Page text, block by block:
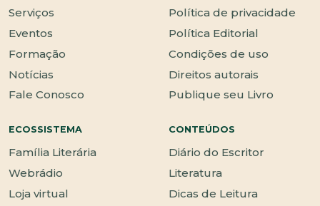
Serviços
Eventos
Formação
Notícias
Fale Conosco
Política de privacidade
Política Editorial
Condições de uso
Direitos autorais
Publique seu Livro
ECOSSISTEMA
Família Literária
Webrádio
Loja virtual
CONTEÚDOS
Diário do Escritor
Literatura
Dicas de Leitura